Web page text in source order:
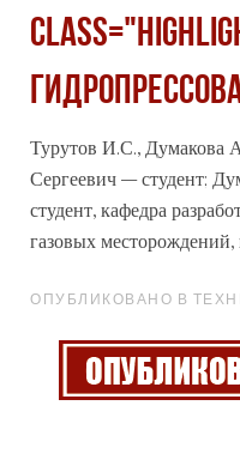
Турутов И.С., Думакова
Сергеевич – студент;
студент, кафедра
газовых месторождений,
ОПУБЛИКОВАНО В